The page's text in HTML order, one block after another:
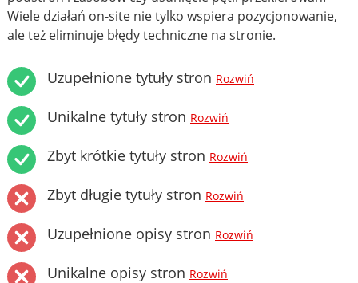
Wiele działań on-site nie tylko wspiera pozycjonowanie,
ale też eliminuje błędy techniczne na stronie.
Uzupełnione tytuły stron Rozwiń
Unikalne tytuły stron Rozwiń
Zbyt krótkie tytuły stron Rozwiń
Zbyt długie tytuły stron Rozwiń
Uzupełnione opisy stron Rozwiń
Unikalne opisy stron Rozwiń